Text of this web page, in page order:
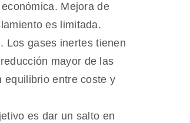
Mejora de
es limitada.
Los gases inertes tienen
mayor de las
equilibrio entre coste y
es dar un salto en